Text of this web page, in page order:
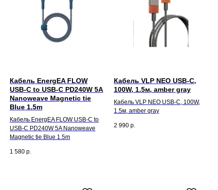
Кабель EnergEA FLOW
USB-C to USB-C PD240W 5A
Nanoweave Magnetic tie
Blue 1.5m
Кабель EnergEA FLOW USB-C to
USB-C PD240W 5A Nanoweave
Magnetic tie Blue 1.5m
1 580 р.
Кабель VLP NEO USB-C,
100W, 1.5м, amber gray
Кабель VLP NEO USB-C, 100W,
1.5м, amber gray
2 990 р.